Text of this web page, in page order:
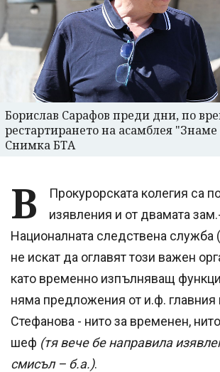
Борислав Сарафов преди дни, по
рестартирането на асамблея
Снимка БТА
В
Прокурорската колегия са
изявления и от двамата
Националната следствена служба
не искат да оглавят този важен
като временно изпълняващ
няма предложения от и.ф. главния
Стефанова - нито за временен,
шеф (тя вече бе направила
смисъл – б.а.).